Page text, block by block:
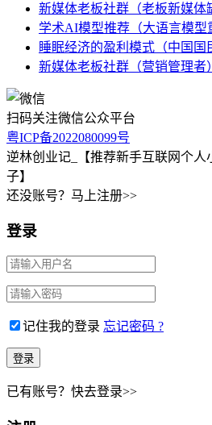
新媒体老板社群（老板新媒体
学术AI模型推荐（大语言模型
睡眠经济的盈利模式（中国国
新媒体老板社群（营销管理者）
扫码关注微信公众平台
粤ICP备2022080099号
逆林创业记_【推荐新手互联网个人
子】
还没账号？马上注册>>
登录
记住我的登录 忘记密码 ?
已有账号？快去登录>>